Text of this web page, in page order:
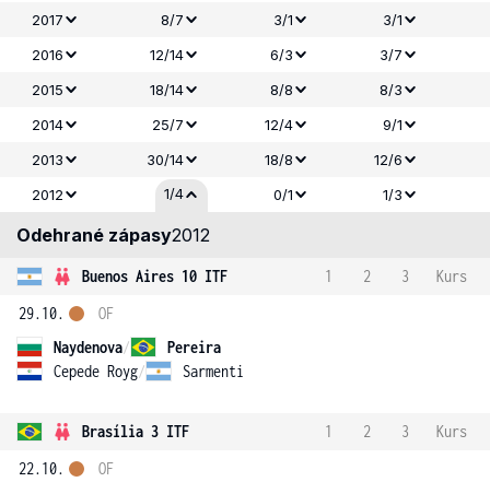
2017
8/7 3/1 3/1
2016
12/14 6/3 3/7
2015
18/14 8/8
8/3
2014
25/7 12/4
9/1
2013
30/14 18/8
12/6
2012
1/4 0/1 1/3
Odehrané zápasy2012
Buenos Aires 10 ITF 1 2 3
Kurs
29.10.
Naydenova/
Pereira
Cepede Royg/ Sarmenti
OF
Brasília 3 ITF 1 2 3
Kurs
22.10.
OF